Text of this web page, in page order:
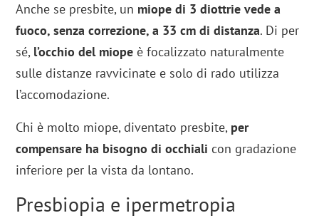
Anche se presbite, un miope di 3 diottrie vede a
fuoco, senza correzione, a 33 cm di distanza. Di per
sé, l’occhio del miope è focalizzato naturalmente
sulle distanze ravvicinate e solo di rado utilizza
l’accomodazione.
Chi è molto miope, diventato presbite, per
compensare ha bisogno di occhiali con gradazione
inferiore per la vista da lontano.
Presbiopia e ipermetropia